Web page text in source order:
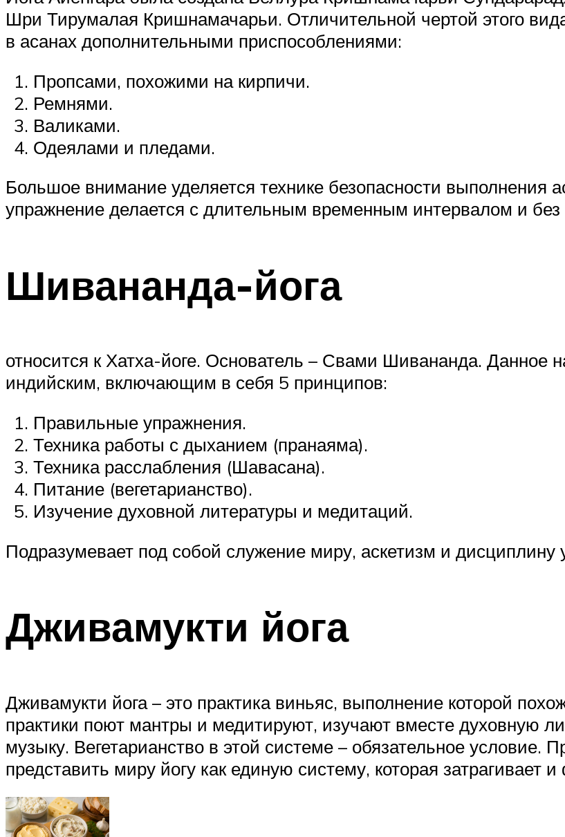
Шри Тирумалая Кришнамачарьи. Отличительной чертой этого
в асанах дополнительными приспособлениями:
Пропсами, похожими на кирпичи.
Ремнями.
Валиками.
Одеялами и пледами.
Большое внимание уделяется технике безопасности выполнения
упражнение делается с длительным временным интервалом и без
Шивананда-йога
относится к Хатха-йоге. Основатель – Свами Шивананда. Данное
индийским, включающим в себя 5 принципов:
Правильные упражнения.
Техника работы с дыханием (пранаяма).
Техника расслабления (Шавасана).
Питание (вегетарианство).
Изучение духовной литературы и медитаций.
Подразумевает под собой служение миру, аскетизм и дисциплину
Дживамукти йога
Дживамукти йога – это практика виньяс, выполнение которой
практики поют мантры и медитируют, изучают вместе духовную
музыку. Вегетарианство в этой системе – обязательное условие.
представить миру йогу как единую систему, которая затрагивает